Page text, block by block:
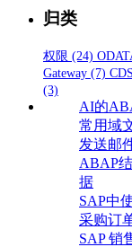
归类
权限 (24)
Gateway (7) CDS
(3)
AI的
常用域
发送邮
ABAP
据
SAP中
采购订
SAP 销